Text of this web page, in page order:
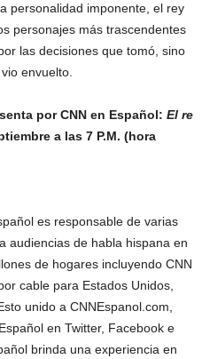
personalidad imponente, el rey
personajes más trascendentes
las decisiones que tomó, sino
envuelto.
por CNN en Español: El re
a las 7 P.M. (hora
es responsable de varias
audiencias de habla hispana en
de hogares incluyendo CNN
cable para Estados Unidos,
unido a CNNEspanol.com,
en Twitter, Facebook e
brinda una experiencia en